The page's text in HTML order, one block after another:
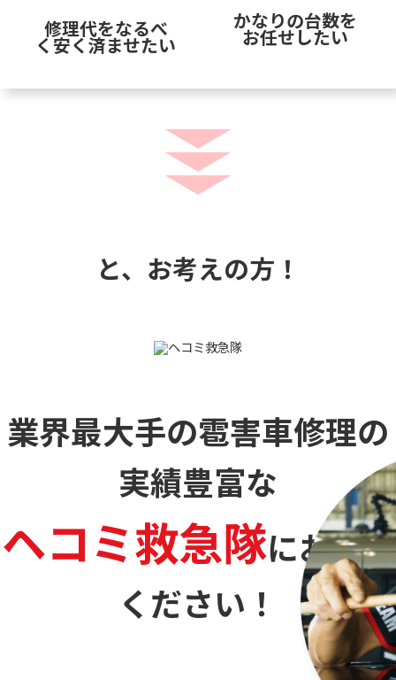
修理代をなるべ
く安く済ませたい
かなりの台数を
お任せしたい
と、お考えの方！
業界最大手の雹害車修理の
実績豊富な
ヘコミ救急隊にお任せ
ください！